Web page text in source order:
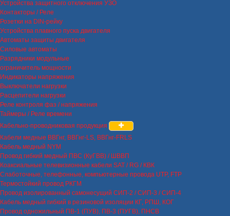
Устройства защитного отключения УЗО
Контакторы / Реле
Розетки на DIN-рейку
Устройства плавного пуска двигателя
Автоматы защиты двигателя
Силовые автоматы
Разрядники модульные
ограничитель мощности
Индикаторы напряжения
Выключатели нагрузки
Расцепители нагрузки
Реле контроля фаз / напряжения
Таймеры / Реле времени
Кабельно-проводниковая продукция
Кабели медные ВВГнг, ВВГнг-LS, ВВГнг-FRLS
Кабель медный NYM
Провод гибкий медный ПВС (КуГВВ) / ШВВП
Коаксиальные телевизионные кабели SAT / RG / КВК
Слаботочные, телефонные, компьютерные провода UTP, FTP
Термостойкий провод РКГМ
Провод изолированный самонесущий СИП-2 / СИП-3 / СИП-4
Кабель медный гибкий в резиновой изоляции КГ, РПШ, КОГ
Провод одножильный ПВ-1 (ПУВ), ПВ-3 (ПУГВ), ПНСВ